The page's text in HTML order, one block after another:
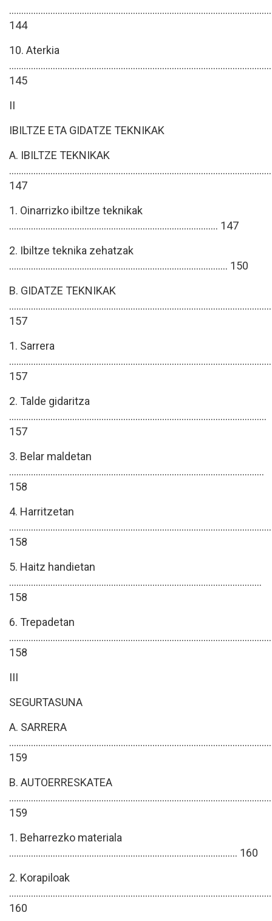
144
10. Aterkia
145
II
IBILTZE ETA GIDATZE TEKNIKAK
A. IBILTZE TEKNIKAK
147
1. Oinarrizko ibiltze teknikak
...................................................................................... 147
2. Ibiltze teknika zehatzak
.......................................................................................... 150
B. GIDATZE TEKNIKAK
157
1. Sarrera
157
2. Talde gidaritza
..........................................................................................................
157
3. Belar maldetan
.........................................................................................................
158
4. Harritzetan
158
5. Haitz handietan
........................................................................................................
158
6. Trepadetan
158
III
SEGURTASUNA
A. SARRERA
159
B. AUTOERRESKATEA
159
1. Beharrezko materiala
.............................................................................................. 160
2. Korapiloak
160